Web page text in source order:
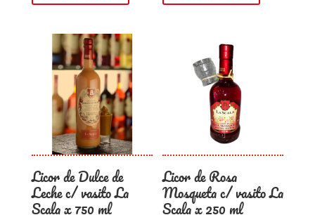
Licor de Dulce de
Leche c/ vasito La
Scala x 750 ml
Licor de Rosa
Mosqueta c/ vasito La
Scala x 250 ml